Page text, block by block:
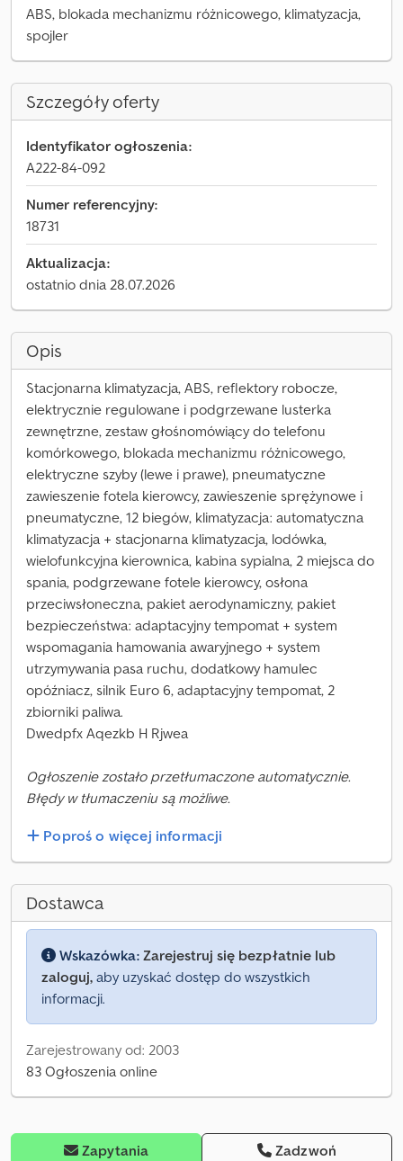
ABS, blokada mechanizmu różnicowego, klimatyzacja,
spojler
Szczegóły oferty
Identyfikator ogłoszenia:
A222-84-092
Numer referencyjny:
18731
Aktualizacja:
ostatnio dnia 28.07.2026
Opis
Stacjonarna klimatyzacja, ABS, reflektory robocze,
elektrycznie regulowane i podgrzewane lusterka
zewnętrzne, zestaw głośnomówiący do telefonu
komórkowego, blokada mechanizmu różnicowego,
elektryczne szyby (lewe i prawe), pneumatyczne
zawieszenie fotela kierowcy, zawieszenie sprężynowe i
pneumatyczne, 12 biegów, klimatyzacja: automatyczna
klimatyzacja + stacjonarna klimatyzacja, lodówka,
wielofunkcyjna kierownica, kabina sypialna, 2 miejsca do
spania, podgrzewane fotele kierowcy, osłona
przeciwsłoneczna, pakiet aerodynamiczny, pakiet
bezpieczeństwa: adaptacyjny tempomat + system
wspomagania hamowania awaryjnego + system
utrzymywania pasa ruchu, dodatkowy hamulec
opóźniacz, silnik Euro 6, adaptacyjny tempomat, 2
zbiorniki paliwa.
Dwedpfx Aqezkb H Rjwea
Ogłoszenie zostało przetłumaczone automatycznie.
Błędy w tłumaczeniu są możliwe.
Poproś o więcej informacji
Dostawca
Wskazówka: Zarejestruj się bezpłatnie lub
zaloguj, aby uzyskać dostęp do wszystkich
informacji.
Zarejestrowany od: 2003
83 Ogłoszenia online
Zapytania Zadzwoń